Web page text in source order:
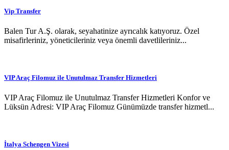
Vip Transfer
Balen Tur A.Ş. olarak, seyahatinize ayrıcalık katıyoruz. Özel
misafirleriniz, yöneticileriniz veya önemli davetlileriniz...
VIP Araç Filomuz ile Unutulmaz Transfer Hizmetleri
VIP Araç Filomuz ile Unutulmaz Transfer Hizmetleri Konfor ve
Lüksün Adresi: VIP Araç Filomuz Günümüzde transfer hizmetl...
İtalya Schengen Vizesi